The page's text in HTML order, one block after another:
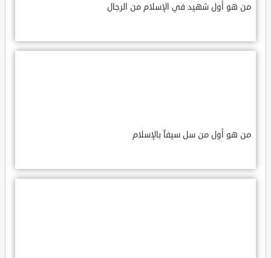
من هو أول شهيد في الإسلام من الرجال
من هو أول من سل سيفاً بالإسلام